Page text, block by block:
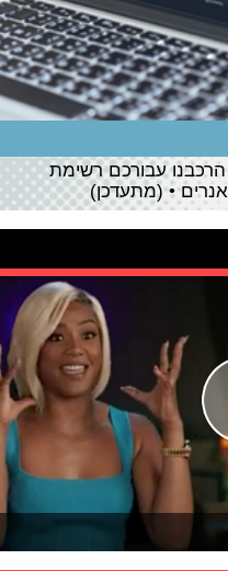
עבורכם רשימת
• (מתעדכן)